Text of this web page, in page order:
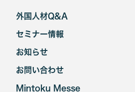
外国人材Q&A
セミナー情報
お知らせ
お問い合わせ
Mintoku Messe